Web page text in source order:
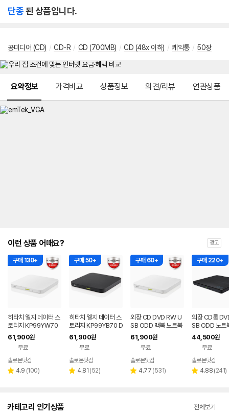
단종된 상품입니다.
공미디어 (CD) / CD-R / CD (700MB) / CD (48x 이하) / 케익통 / 50장
요약정보 가격비교 상품정보 의견/리뷰 연관상품
이런 상품 어때요? 광고
구매 130+
히타치 엘지 데이터 스
토리지 KP99YW70
DVD 화이트 외장OD
D CD DVD 리핑 안드
로이드
61,900원
무료
페이
솔로몬닷컴
별 4.9 리
(100)
구매 50+
히타치 엘지 데이터 스
토리지 KP99YB70 D
VD 블랙 외장ODD C
D DVD 리핑 안드로이
61,900원
무료
페이
솔로몬닷컴
별 4.81 리
(52)
구매 60+
외장 CD DVD RW U
SB ODD 맥북 노트북
호환 안드로이드 지원
화이트 히타치엘지 KP
99YW70
61,900원
무료
페이
솔로몬닷컴
별 4.77 리
(531)
구매 220+
외장 CD롬
SB ODD 노트
크탑 맥 호환
치엘지
44,500원
무료
페
솔로몬닷컴
별 4.88 리
(241)
카테고리 인기상품 전체보기